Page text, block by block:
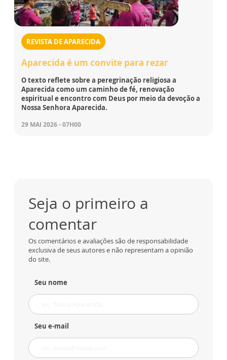
REVISTA DE APARECIDA
Aparecida é um convite para rezar
O texto reflete sobre a peregrinação religiosa a
Aparecida como um caminho de fé, renovação
espiritual e encontro com Deus por meio da devoção a
Nossa Senhora Aparecida.
29 MAI 2026 - 07H00
Seja o primeiro a
comentar
Os comentários e avaliações são de responsabilidade
exclusiva de seus autores e não representam a opinião
do site.
Seu nome
Seu e-mail